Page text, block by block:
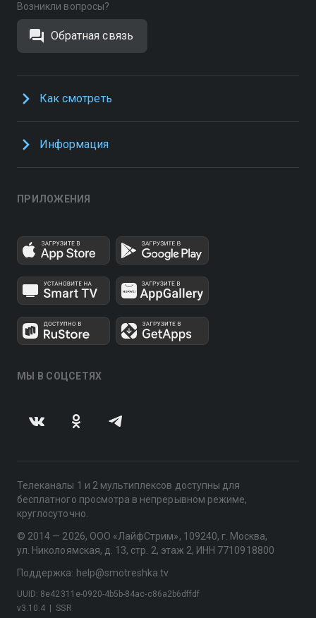
Возникли вопросы?
Обратная связь
Как смотреть
Информация
ПРИЛОЖЕНИЯ
МЫ В СОЦСЕТЯХ
Телеканалы 1 и 2 мультиплексов доступны для
бесплатного просмотра в непрерывном режиме,
круглосуточно.
© 2014 — 2026, ООО «ЛайфСтрим», 109240, г. Москва,
ул. Николоямская, д. 13, стр. 2, этаж 2, ИНН 7710918800
Поддержка: help@smotreshka.tv
v3.10.4 SSR
UUID: 8e42311e-0920-4b5b-84ac-c86a2b6dffdf